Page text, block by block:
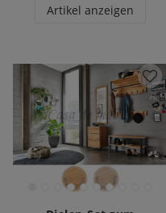
Artikel anzeigen